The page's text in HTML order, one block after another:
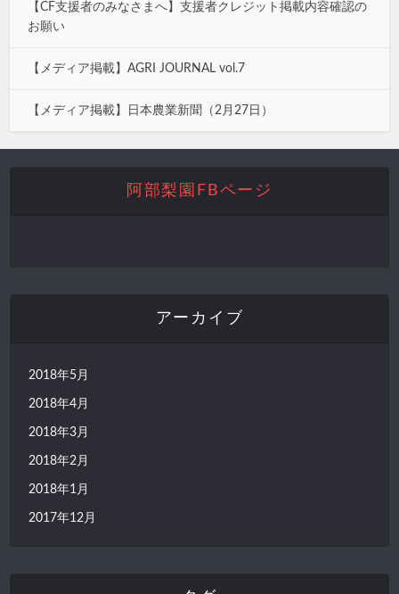
【CF支援者のみなさまへ】支援者クレジット掲載内容確認の
お願い
【メディア掲載】AGRI JOURNAL vol.7
【メディア掲載】日本農業新聞（2月27日）
阿部梨園FBページ
アーカイブ
2018年5月
2018年4月
2018年3月
2018年2月
2018年1月
2017年12月